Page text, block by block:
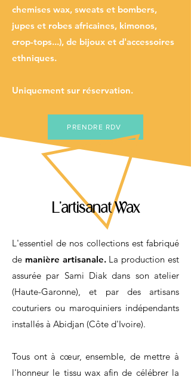
chemises wax, sweats et bombers,
jupes et robes africaines, kimonos,
crop-tops...), de bijoux et d'accessoires
ethniques.
Uniquement sur réservation.
PRENDRE RDV
L'artisanat Wax
L'essentiel de nos collections est fabriqué
de manière artisanale. La production est
assurée par Sami Diak dans son atelier
(Haute-Garonne), et par des artisans
couturiers ou maroquiniers indépendants
installés à Abidjan (Côte d'Ivoire).
Tous ont à cœur, ensemble, de mettre à
l'honneur le tissu wax afin de célébrer la